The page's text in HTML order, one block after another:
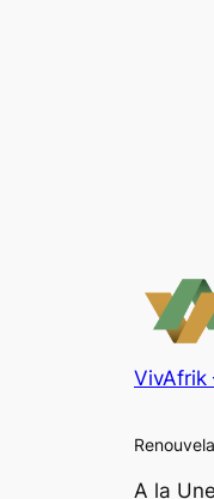
VivAfrik
A la Une